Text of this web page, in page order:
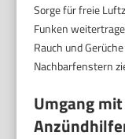
Sorge für freie
Funken
Rauch und
Nachbarfenstern
Umgang